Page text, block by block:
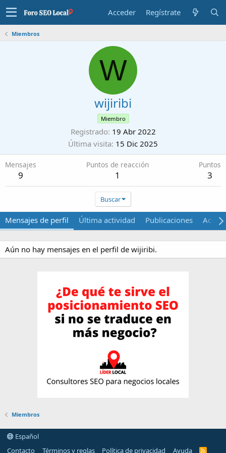
Acceder Regístrate
Miembros
W
wijiribi
Miembro
Registrado 19 Abr 2022
Última visita 15 Dic 2025
Mensajes
9
Puntos de reacción
1
Puntos
3
Buscar
Mensajes de perfil Última actividad Publicaciones Acerca
Aún no hay mensajes en el perfil de wijiribi.
Miembros
Español
Contacto
Términos y reglas Política de privacidad Ayuda R